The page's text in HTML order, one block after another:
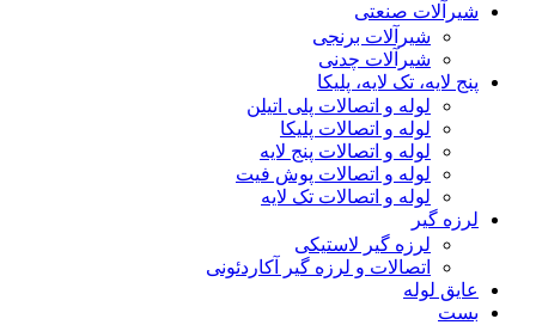
شیرآلات صنعتی
شیرآلات برنجی
شیرآلات چدنی
پنج لایه، تک لایه، پلیکا
لوله و اتصالات پلی اتیلن
لوله و اتصالات پلیکا
لوله و اتصالات پنج لایه
لوله و اتصالات پوش فیت
لوله و اتصالات تک لایه
لرزه گیر
لرزه گیر لاستیکی
اتصالات و لرزه گیر آکاردئونی
عایق لوله
بست